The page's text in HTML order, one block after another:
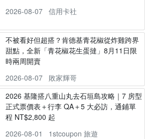
2026-08-07
信用卡社
不被看好但超搭？肯德基青花椒從炸雞跨界
甜點，全新「青花椒花生蛋撻」8月11日限
時兩周開賣
2026-08-07
敗家輝哥
2026 基隆搭八重山丸去石垣島攻略｜7 房型
正式票價表＋行李 QA＋5 大必訪，通鋪單
程 NT$2,800 起
2026-08-01
1stcoupon 旅遊